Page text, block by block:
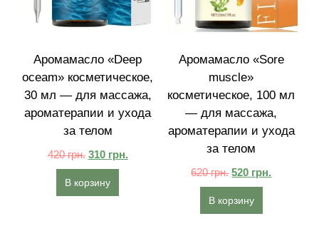
Аромамасло «Deep
oceam» косметическое,
30 мл — для массажа,
ароматерапии и ухода
за телом
420грн. 310 грн.
В корзину
Аромамасло «Sore
muscle»
косметическое, 100 мл
— для массажа,
ароматерапии и ухода
за телом
620грн. 520 грн.
В корзину